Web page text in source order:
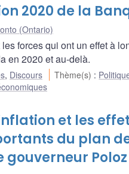
2020 de la
(Ontario)
forces qui ont un effet à
en 2020 et au-delà.
, Discours Thème(s) :
et les
du plan
gouverneur Poloz